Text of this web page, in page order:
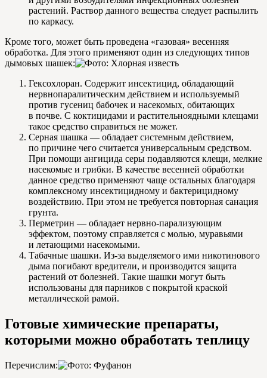
растений. Раствор данного вещества следует распылить
по каркасу.
Кроме того, может быть проведена «газовая» весенняя
обработка. Для этого применяют один из следующих типов
дымовых шашек:
Гексохлоран. Содержит инсектицид, обладающий
нервнопаралитическим действием и используемый
против гусениц бабочек и насекомых, обитающих
в почве. С коктицидами и растительноядными клещами
такое средство справиться не может.
Серная шашка — обладает системным действием,
по причине чего считается универсальным средством.
При помощи ангицида серы подавляются клещи, мелкие
насекомые и грибки. В качестве весенней обработки
данное средство применяют чаще остальных благодаря
комплексному инсектицидному и бактерицидному
воздействию. При этом не требуется повторная санация
грунта.
Перметрин — обладает нервно-парализующим
эффектом, поэтому справляется с молью, муравьями
и летающими насекомыми.
Табачные шашки. Из-за выделяемого ими никотинового
дыма погибают вредители, и производится защита
растений от болезней. Такие шашки могут быть
использованы для парников с покрытой краской
металлической рамой.
Готовые химические препараты,
которыми можно обработать теплицу
Перечислим: